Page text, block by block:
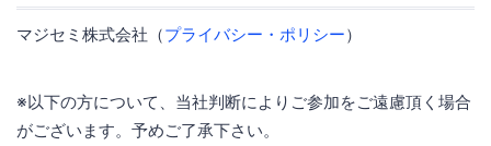
マジセミ株式会社（プライバシー・ポリシー）
※以下の方について、当社判断によりご参加をご遠慮頂く場合
がございます。予めご了承下さい。